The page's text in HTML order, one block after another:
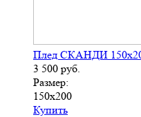
Плед СКАНДИ
3 500 руб.
Размер:
150х200
Купить